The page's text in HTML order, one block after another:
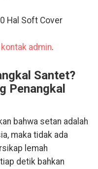
Hal Soft Cover
kontak admin.
Santet?
Penangkal
bahwa setan adalah
maka tidak ada
lemah
detik bahkan